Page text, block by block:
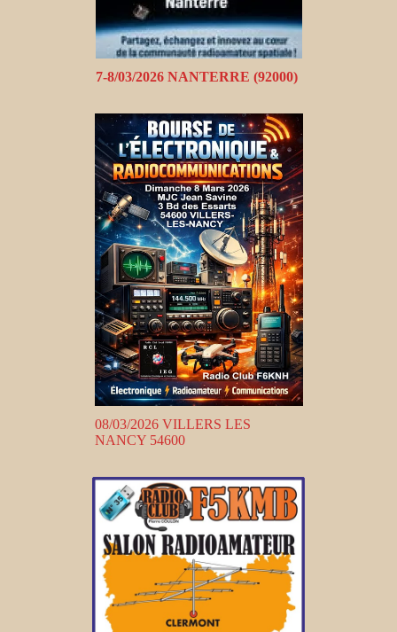
7-8/03/2026 NANTERRE (92000)
08/03/2026 VILLERS LES
NANCY 54600